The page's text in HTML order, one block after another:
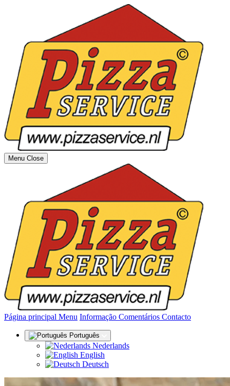
Menu Close
Página principal (actual)
Menu Informação Comentários Contacto
Português
Nederlands
English
Deutsch